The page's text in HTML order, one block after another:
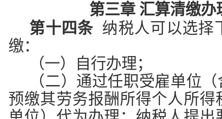
第三章 汇算清缴办
第十四条 纳税人可以选择
缴：
（一）自行办理；
（二）通过任职受雇单位
预缴其劳务报酬所得个人所得